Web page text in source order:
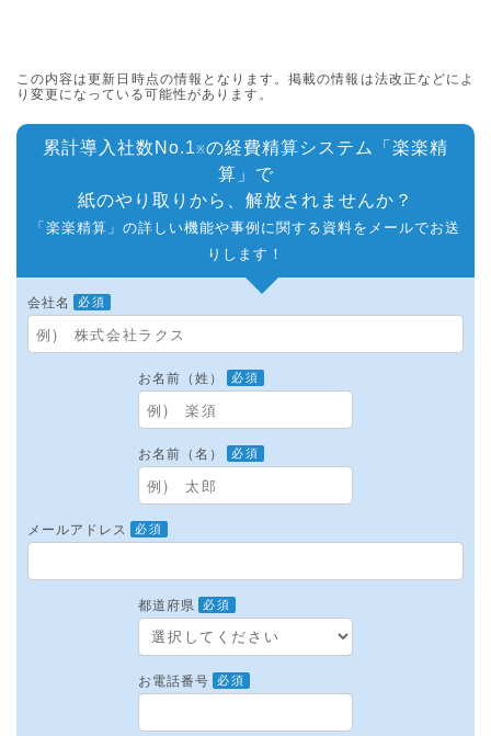
この内容は更新日時点の情報となります。掲載の情報は法改正などによ
り変更になっている可能性があります。
累計導入社数No.1※の経費精算システム「楽楽精
算」で
紙のやり取りから、解放されませんか？
「楽楽精算」の詳しい機能や事例に関する資料をメールでお送
りします！
会社名 必須
お名前（姓） 必須
お名前（名） 必須
メールアドレス 必須
都道府県 必須
お電話番号 必須